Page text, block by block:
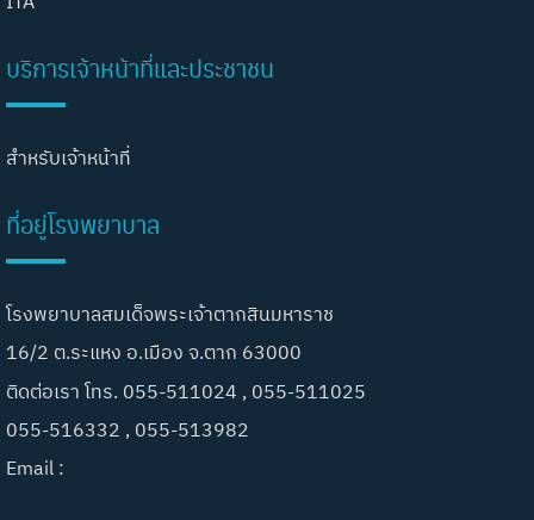
บริการเจ้าหน้าที่และประชาชน
สำหรับเจ้าหน้าที่
ที่อยู่โรงพยาบาล
โรงพยาบาลสมเด็จพระเจ้าตากสินมหาราช
16/2 ต.ระแหง อ.เมือง จ.ตาก 63000
ติดต่อเรา โทร. 055-511024 , 055-511025
055-516332 , 055-513982
Email :